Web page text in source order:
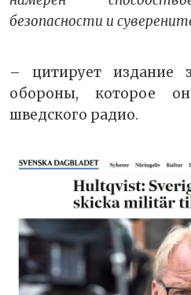
безопасности и
– цитирует издание
обороны, которое
шведского радио.